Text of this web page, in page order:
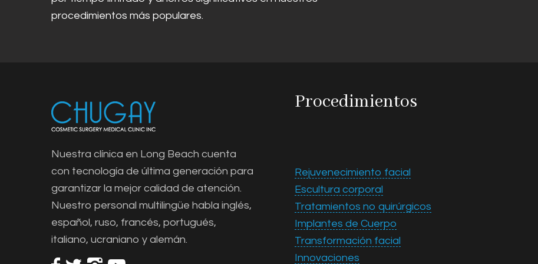
procedimientos más populares.
Nuestra clínica en Long Beach cuenta
con tecnología de última generación para
garantizar la mejor calidad de atención.
Nuestro personal multilingüe habla inglés,
español, ruso, francés, portugués,
italiano, ucraniano y alemán.
Procedimientos
Rejuvenecimiento facial
Escultura corporal
Tratamientos no quirúrgicos
Implantes de Cuerpo
Transformación facial
Innovaciones